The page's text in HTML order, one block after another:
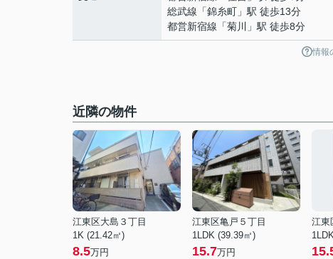
総武線 「錦糸町 」駅 徒歩13分
都営新宿線 「菊川 」駅 徒歩8分
情報
近隣の物件
江東区大島３丁目
1K (21.42㎡)
8.5万円
江東区亀戸５丁目
1LDK (39.39㎡)
15.7万円
江東